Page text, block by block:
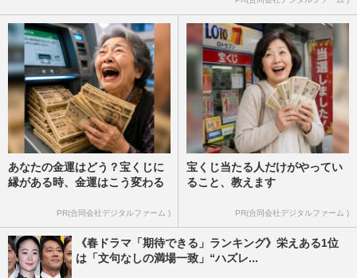
あなたの金運はどう？宝くじに
縁がある時、金運はこう変わる
PR(合同会社デジタルファーム )
宝くじ当たる人だけがやってい
ること、教えます
PR(合同会社デジタルファーム )
《春ドラマ「期待できる」ランキング》栄えある1位
は「文句なしの満場一致」“ハズレ...